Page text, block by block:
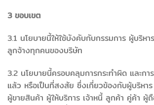
3 ขอบเขต
3.1 นโยบายนี้ให้ใช้บังคับกับกรรมการ ผู้บริห
ลูกจ้างทุกคนของบริษัท
3.2 นโยบายนี้ครอบคลุมการกระทำผิด และก
แล้ว หรือเป็นที่สงสัย ซึ่งเกี่ยวข้องกับผู้บริหา
ผู้ขายสินค้า ผู้ให้บริการ เจ้าหนี้ ลูกค้า คู่ค้า ผู้